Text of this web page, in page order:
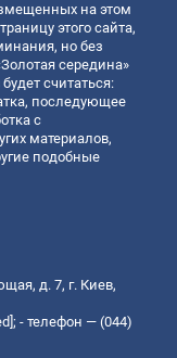
на этом
этого сайта,
но без
середина»
считаться:
последующее
с
материалов,
подобные
д. 7, г. Киев,
; - телефон — (044)